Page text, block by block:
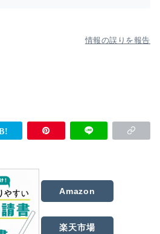
情報の誤りを報告
Amazon
楽天市場